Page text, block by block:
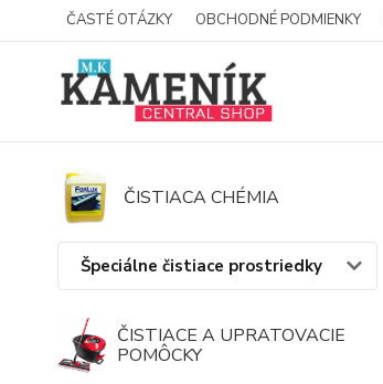
ČASTÉ OTÁZKY OBCHODNÉ PODMIENKY
ČISTIACA CHÉMIA
Špeciálne čistiace prostriedky
ČISTIACE A UPRATOVACIE
POMÔCKY